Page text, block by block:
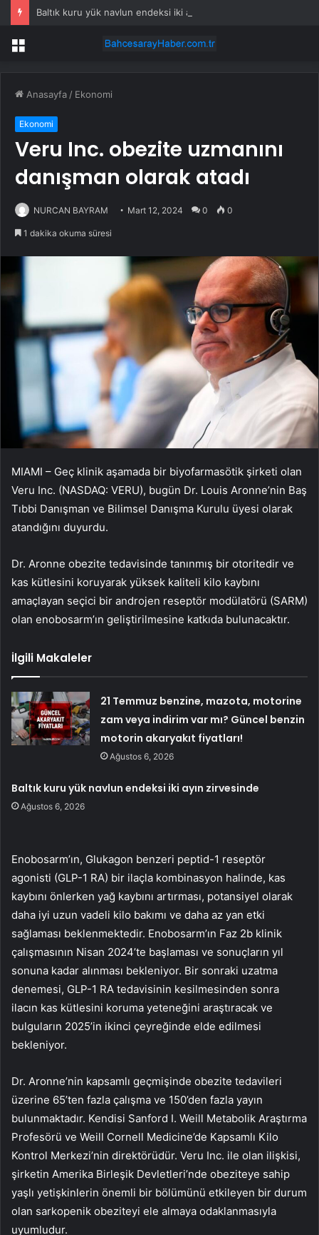
Baltık kuru yük navlun endeksi iki ayın zirvesinde
Menü
Anasayfa / Ekonomi
Ekonomi
Veru Inc. obezite uzmanını
danışman olarak atadı
NURCAN BAYRAM Mart 12, 2024 0 0
1 dakika okuma süresi
MIAMI – Geç klinik aşamada bir biyofarmasötik şirketi olan
Veru Inc. (NASDAQ: VERU), bugün Dr. Louis Aronne’nin Baş
Tıbbi Danışman ve Bilimsel Danışma Kurulu üyesi olarak
atandığını duyurdu.
Dr. Aronne obezite tedavisinde tanınmış bir otoritedir ve
kas kütlesini koruyarak yüksek kaliteli kilo kaybını
amaçlayan seçici bir androjen reseptör modülatörü (SARM)
olan enobosarm’ın geliştirilmesine katkıda bulunacaktır.
İlgili Makaleler
21 Temmuz benzine, mazota, motorine
zam veya indirim var mı? Güncel benzin
motorin akaryakıt fiyatları!
Ağustos 6, 2026
Baltık kuru yük navlun endeksi iki ayın zirvesinde
Ağustos 6, 2026
Enobosarm’ın, Glukagon benzeri peptid-1 reseptör
agonisti (GLP-1 RA) bir ilaçla kombinasyon halinde, kas
kaybını önlerken yağ kaybını artırması, potansiyel olarak
daha iyi uzun vadeli kilo bakımı ve daha az yan etki
sağlaması beklenmektedir. Enobosarm’ın Faz 2b klinik
çalışmasının Nisan 2024’te başlaması ve sonuçların yıl
sonuna kadar alınması bekleniyor. Bir sonraki uzatma
denemesi, GLP-1 RA tedavisinin kesilmesinden sonra
ilacın kas kütlesini koruma yeteneğini araştıracak ve
bulguların 2025’in ikinci çeyreğinde elde edilmesi
bekleniyor.
Dr. Aronne’nin kapsamlı geçmişinde obezite tedavileri
üzerine 65’ten fazla çalışma ve 150’den fazla yayın
bulunmaktadır. Kendisi Sanford I. Weill Metabolik Araştırma
Profesörü ve Weill Cornell Medicine’de Kapsamlı Kilo
Kontrol Merkezi’nin direktörüdür. Veru Inc. ile olan ilişkisi,
şirketin Amerika Birleşik Devletleri’nde obeziteye sahip
yaşlı yetişkinlerin önemli bir bölümünü etkileyen bir durum
olan sarkopenik obeziteyi ele almaya odaklanmasıyla
uyumludur.